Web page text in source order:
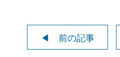
◀ 前の記事